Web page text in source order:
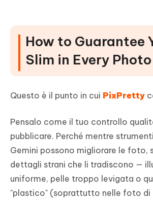
How to Guarantee
Slim in Every Photo
Questo è il punto in cui PixPretty
Pensalo come il tuo controllo
pubblicare. Perché mentre
Gemini possono migliorare le foto,
dettagli strani che li tradiscono —
uniforme, pelle troppo levigata o
"plastico" (soprattutto nelle foto di